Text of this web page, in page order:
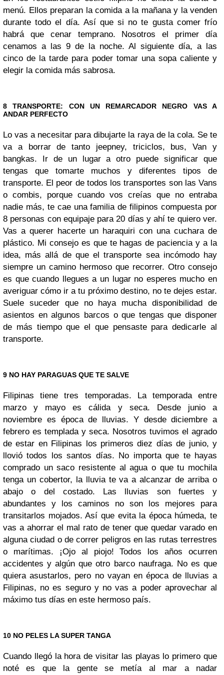
menú. Ellos preparan la comida a la mañana y la venden
durante todo el día. Así que si no te gusta comer frío
habrá que cenar temprano. Nosotros el primer día
cenamos a las 9 de la noche. Al siguiente día, a las
cinco de la tarde para poder tomar una sopa caliente y
elegir la comida más sabrosa.
8 TRANSPORTE: CON UN REMARCADOR NEGRO VAS A
ANDAR PERFECTO
Lo vas a necesitar para dibujarte la raya de la cola. Se te
va a borrar de tanto jeepney, triciclos, bus, Van y
bangkas. Ir de un lugar a otro puede significar que
tengas que tomarte muchos y diferentes tipos de
transporte. El peor de todos los transportes son las Vans
o combis, porque cuando vos creías que no entraba
nadie más, te cae una familia de filipinos compuesta por
8 personas con equipaje para 20 días y ahí te quiero ver.
Vas a querer hacerte un haraquiri con una cuchara de
plástico. Mi consejo es que te hagas de paciencia y a la
idea, más allá de que el transporte sea incómodo hay
siempre un camino hermoso que recorrer. Otro consejo
es que cuando llegues a un lugar no esperes mucho en
averiguar cómo ir a tu próximo destino, no te dejes estar.
Suele suceder que no haya mucha disponibilidad de
asientos en algunos barcos o que tengas que disponer
de más tiempo que el que pensaste para dedicarle al
transporte.
9 NO HAY PARAGUAS QUE TE SALVE
Filipinas tiene tres temporadas. La temporada entre
marzo y mayo es cálida y seca. Desde junio a
noviembre es época de lluvias. Y desde diciembre a
febrero es templada y seca. Nosotros tuvimos el agrado
de estar en Filipinas los primeros diez días de junio, y
llovió todos los santos días. No importa que te hayas
comprado un saco resistente al agua o que tu mochila
tenga un cobertor, la lluvia te va a alcanzar de arriba o
abajo o del costado. Las lluvias son fuertes y
abundantes y los caminos no son los mejores para
transitarlos mojados. Así que evita la época húmeda, te
vas a ahorrar el mal rato de tener que quedar varado en
alguna ciudad o de correr peligros en las rutas terrestres
o marítimas. ¡Ojo al piojo! Todos los años ocurren
accidentes y algún que otro barco naufraga. No es que
quiera asustarlos, pero no vayan en época de lluvias a
Filipinas, no es seguro y no vas a poder aprovechar al
máximo tus días en este hermoso país.
10 NO PELES LA SUPER TANGA
Cuando llegó la hora de visitar las playas lo primero que
noté es que la gente se metía al mar a nadar